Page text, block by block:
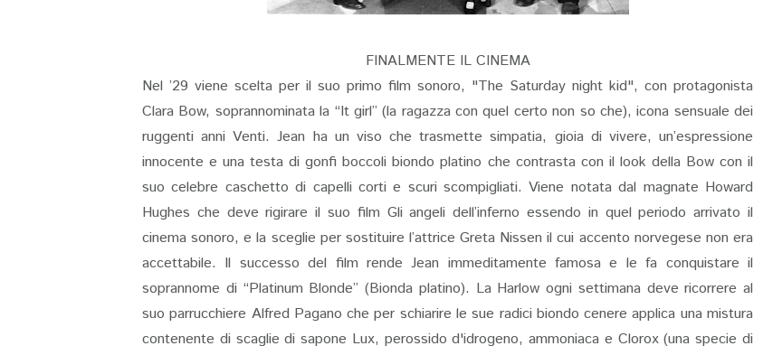
FINALMENTE IL CINEMA
Nel ’29 viene scelta per il suo primo film sonoro, "The Saturday night kid", con protagonista
Clara Bow, soprannominata la “It girl” (la ragazza con quel certo non so che), icona sensuale dei
ruggenti anni Venti. Jean ha un viso che trasmette simpatia, gioia di vivere, un’espressione
innocente e una testa di gonfi boccoli biondo platino che contrasta con il look della Bow con il
suo celebre caschetto di capelli corti e scuri scompigliati. Viene notata dal magnate Howard
Hughes che deve rigirare il suo film Gli angeli dell’inferno essendo in quel periodo arrivato il
cinema sonoro, e la sceglie per sostituire l’attrice Greta Nissen il cui accento norvegese non era
accettabile. Il successo del film rende Jean immeditamente famosa e le fa conquistare il
soprannome di “Platinum Blonde” (Bionda platino). La Harlow ogni settimana deve ricorrere al
suo parrucchiere Alfred Pagano che per schiarire le sue radici biondo cenere applica una mistura
contenente di scaglie di sapone Lux, perossido d'idrogeno, ammoniaca e Clorox (una specie di